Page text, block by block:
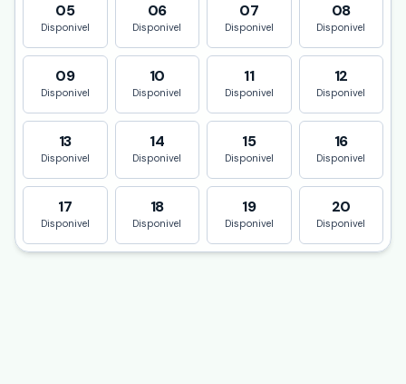
05
Disponivel
06
Disponivel
07
Disponivel
08
Disponivel
09
Disponivel
10
Disponivel
11
Disponivel
12
Disponivel
13
Disponivel
14
Disponivel
15
Disponivel
16
Disponivel
17
Disponivel
18
Disponivel
19
Disponivel
20
Disponivel